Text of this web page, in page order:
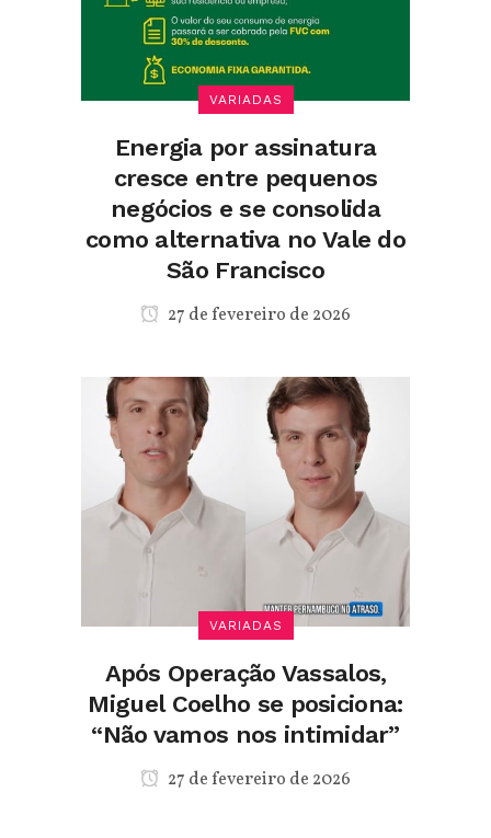
VARIADAS
Energia por assinatura
cresce entre pequenos
negócios e se consolida
como alternativa no Vale do
São Francisco
27 de fevereiro de 2026
VARIADAS
Após Operação Vassalos,
Miguel Coelho se posiciona:
“Não vamos nos intimidar”
27 de fevereiro de 2026